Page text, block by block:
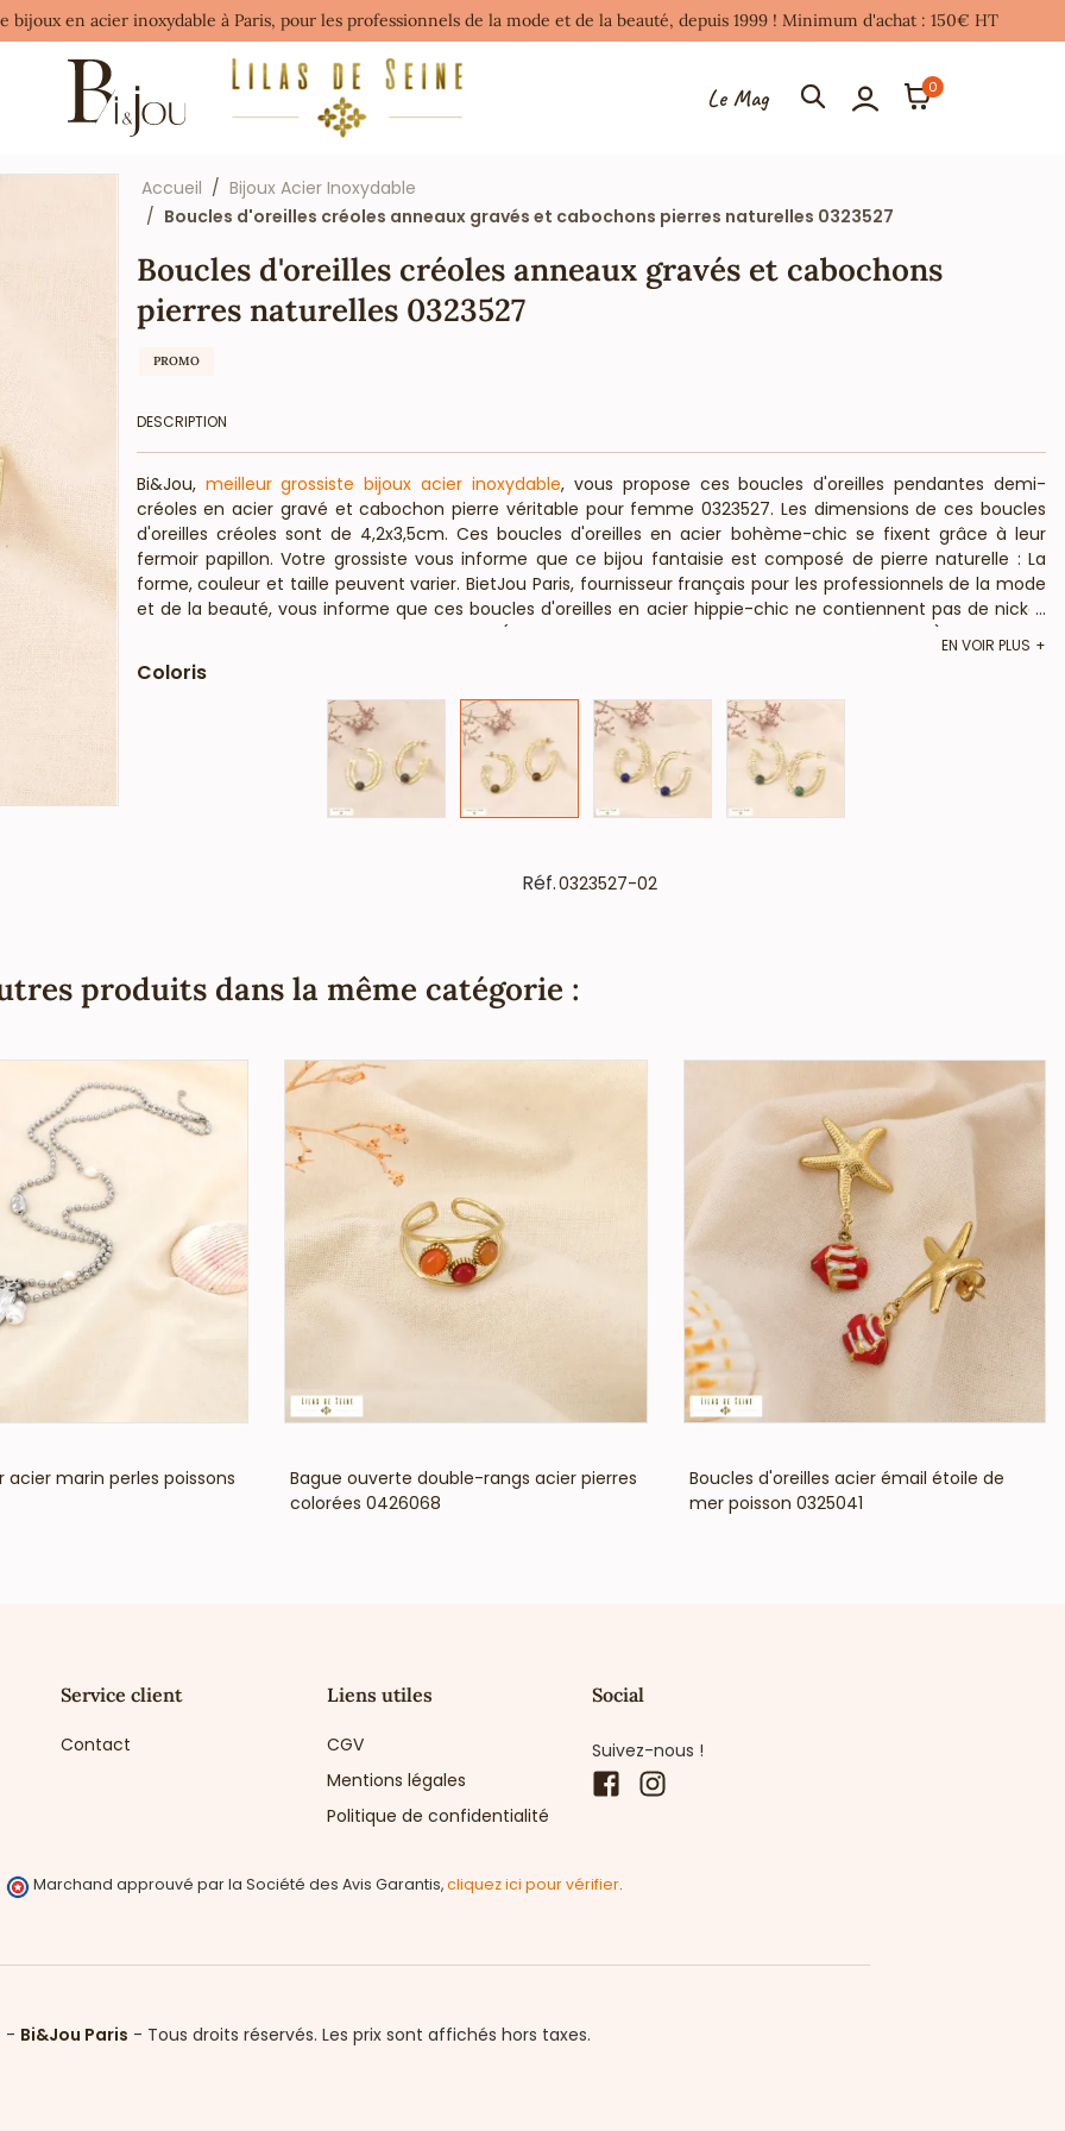
en acier inoxydable à Paris, pour les professionnels de la mode et de la beauté, depuis 1999 ! Minimum d'achat : 150€ HT
Le Mag 0
Accueil
Bijoux Acier Inoxydable
Boucles d'oreilles créoles anneaux gravés et cabochons pierres naturelles 0323527
Boucles d'oreilles créoles anneaux gravés et cabochons
pierres naturelles 0323527
PROMO
DESCRIPTION
Bi&Jou, meilleur grossiste bijoux acier inoxydable, vous propose ces boucles d'oreilles pendantes demi-
créoles en acier gravé et cabochon pierre véritable pour femme 0323527. Les dimensions de ces boucles
d'oreilles créoles sont de 4,2x3,5cm. Ces boucles d'oreilles en acier bohème-chic se fixent grâce à leur
fermoir papillon. Votre grossiste vous informe que ce bijou fantaisie est composé de pierre naturelle : La
forme, couleur et taille peuvent varier. BietJou Paris, fournisseur français pour les professionnels de la mode
et de la beauté, vous informe que ces boucles d'oreilles en acier hippie-chic ne contiennent pas de nickel,
plomb ni cadmium et sont anti-allergiques (conformément aux lois françaises et européennes).
...
EN VOIR PLUS
Coloris
Réf.0323527-02
produits dans la même catégorie :
acier marin perles poissons
Bague ouverte double-rangs acier pierres
colorées 0426068
Boucles d'oreilles acier émail étoile de
mer poisson 0325041
Service client
Contact
Liens utiles
CGV
Mentions légales
Politique de confidentialité
Social
Suivez-nous !
Facebook
Marchand approuvé par la Société des Avis Garantis,cliquez ici pour vérifier.
- Bi&Jou Paris - Tous droits réservés. Les prix sont affichés hors taxes.